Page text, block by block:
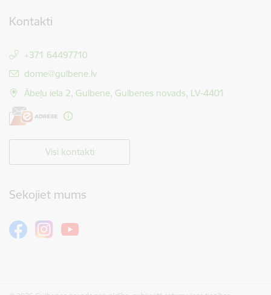
Kontakti
+371 64497710
E-pasts:
dome@gulbene.lv
Ābeļu iela 2, Gulbene, Gulbenes novads, LV-4401
Visi kontakti
Sekojiet mums